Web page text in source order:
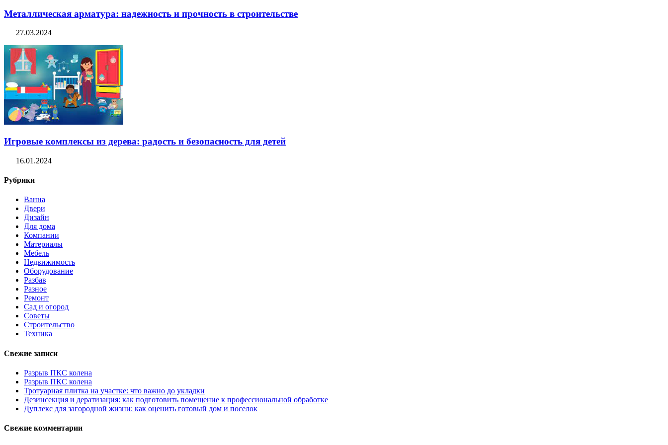
Металлическая арматура: надежность и прочность в строительстве
27.03.2024
Игровые комплексы из дерева: радость и безопасность для детей
16.01.2024
Рубрики
Ванна
Двери
Дизайн
Для дома
Компании
Материалы
Мебель
Недвижимость
Оборудование
Разбав
Разное
Ремонт
Сад и огород
Советы
Строительство
Техника
Свежие записи
Разрыв ПКС колена
Разрыв ПКС колена
Тротуарная плитка на участке: что важно до укладки
Дезинсекция и дератизация: как подготовить помещение к профессиональной обработке
Дуплекс для загородной жизни: как оценить готовый дом и поселок
Свежие комментарии